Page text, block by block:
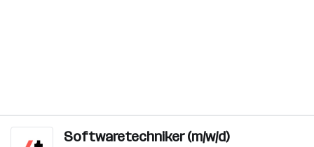
Softwaretechniker (m/w/d)